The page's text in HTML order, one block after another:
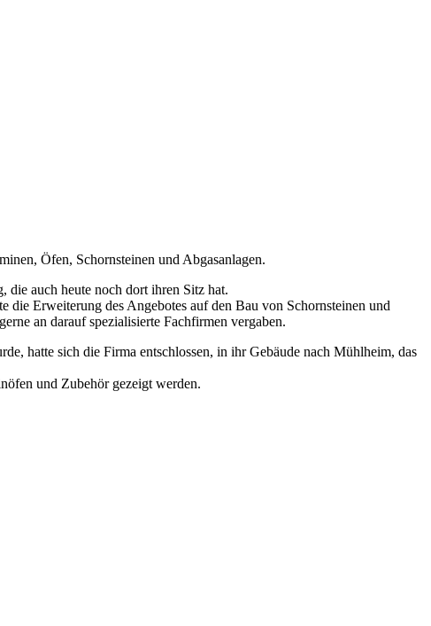
Öfen, Schornsteinen und Abgasanlagen.
auch heute noch dort ihren Sitz hat.
die Erweiterung des Angebotes auf den Bau von Schornsteinen und
an darauf spezialisierte Fachfirmen vergaben.
hatte sich die Firma entschlossen, in ihr Gebäude nach Mühlheim, das
und Zubehör gezeigt werden.